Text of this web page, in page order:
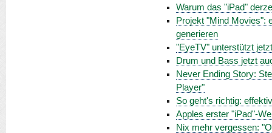
Warum das "iPad"
Projekt "Mind Movies":
generieren
"EyeTV" unterstützt
Drum und Bass jetzt
Never Ending Story:
Player"
So geht's richtig:
Apples erster "iPad"-
Nix mehr vergessen: